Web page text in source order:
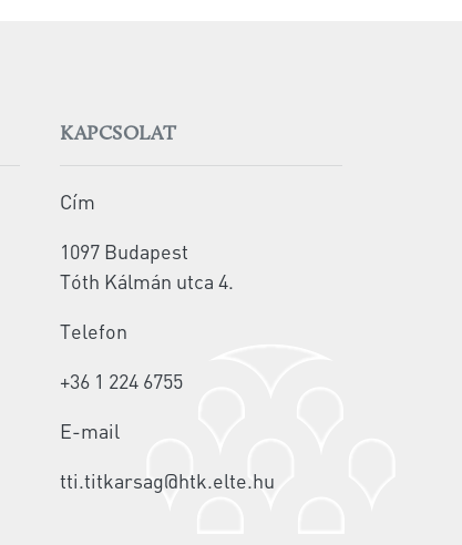
KAPCSOLAT
Cím
1097 Budapest
Tóth Kálmán utca 4.
Telefon
+36 1 224 6755
E-mail
tti.titkarsag@htk.elte.hu